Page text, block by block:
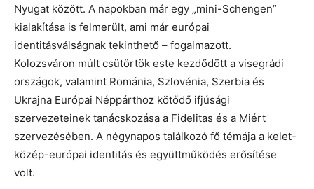
Nyugat között. A napokban már egy „mini-Schengen”
kialakítása is felmerült, ami már európai
identitásválságnak tekinthető – fogalmazott.
Kolozsváron múlt csütörtök este kezdődött a visegrádi
országok, valamint Románia, Szlovénia, Szerbia és
Ukrajna Európai Néppárthoz kötődő ifjúsági
szervezeteinek tanácskozása a Fidelitas és a Miért
szervezésében. A négynapos találkozó fő témája a kelet-
közép-európai identitás és együttműködés erősítése
volt.